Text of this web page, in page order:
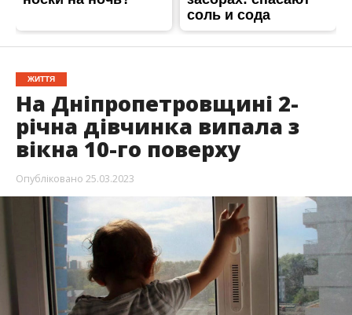
У п’ятницю, 24 березня, до лікарні Дніпра
доставили 2-річну дівчинку. Стало відомо, що
дитина випала з вікна багатоквартирного
будинку. Подія трапилась на вулиці Донецьке
шосе.
Про це повідомляє Інформатор посилаючись на